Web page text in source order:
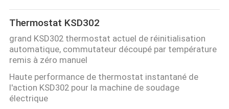
Thermostat KSD302
grand KSD302 thermostat actuel de réinitialisation
automatique, commutateur découpé par température
remis à zéro manuel
Haute performance de thermostat instantané de
l'action KSD302 pour la machine de soudage
électrique